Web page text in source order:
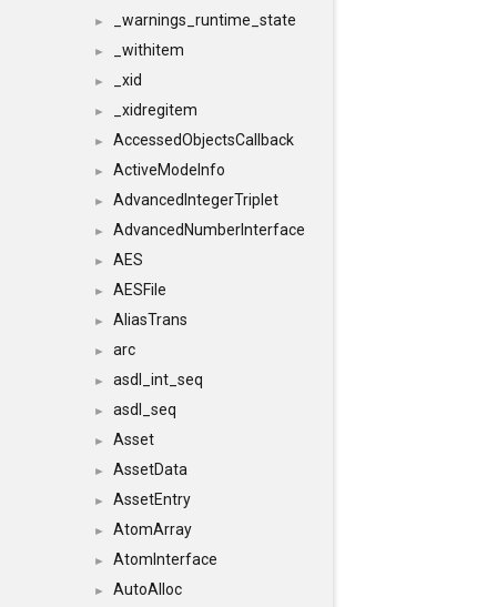
► _warnings_runtime_state
► _withitem
► _xid
► _xidregitem
► AccessedObjectsCallback
► ActiveModeInfo
► AdvancedIntegerTriplet
► AdvancedNumberInterface
► AES
► AESFile
► AliasTrans
► arc
► asdl_int_seq
► asdl_seq
► Asset
► AssetData
► AssetEntry
► AtomArray
► AtomInterface
► AutoAlloc